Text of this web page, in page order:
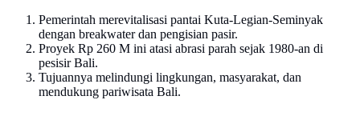
Pemerintah merevitalisasi pantai Kuta-Legian-Seminyak
dengan breakwater dan pengisian pasir.
Proyek Rp 260 M ini atasi abrasi parah sejak 1980-an di
pesisir Bali.
Tujuannya melindungi lingkungan, masyarakat, dan
mendukung pariwisata Bali.